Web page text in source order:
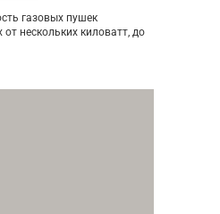
газовых пушек
от нескольких киловатт, до